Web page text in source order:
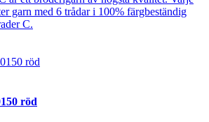
garn med 6 trådar i 100% färgbeständig
C.
röd